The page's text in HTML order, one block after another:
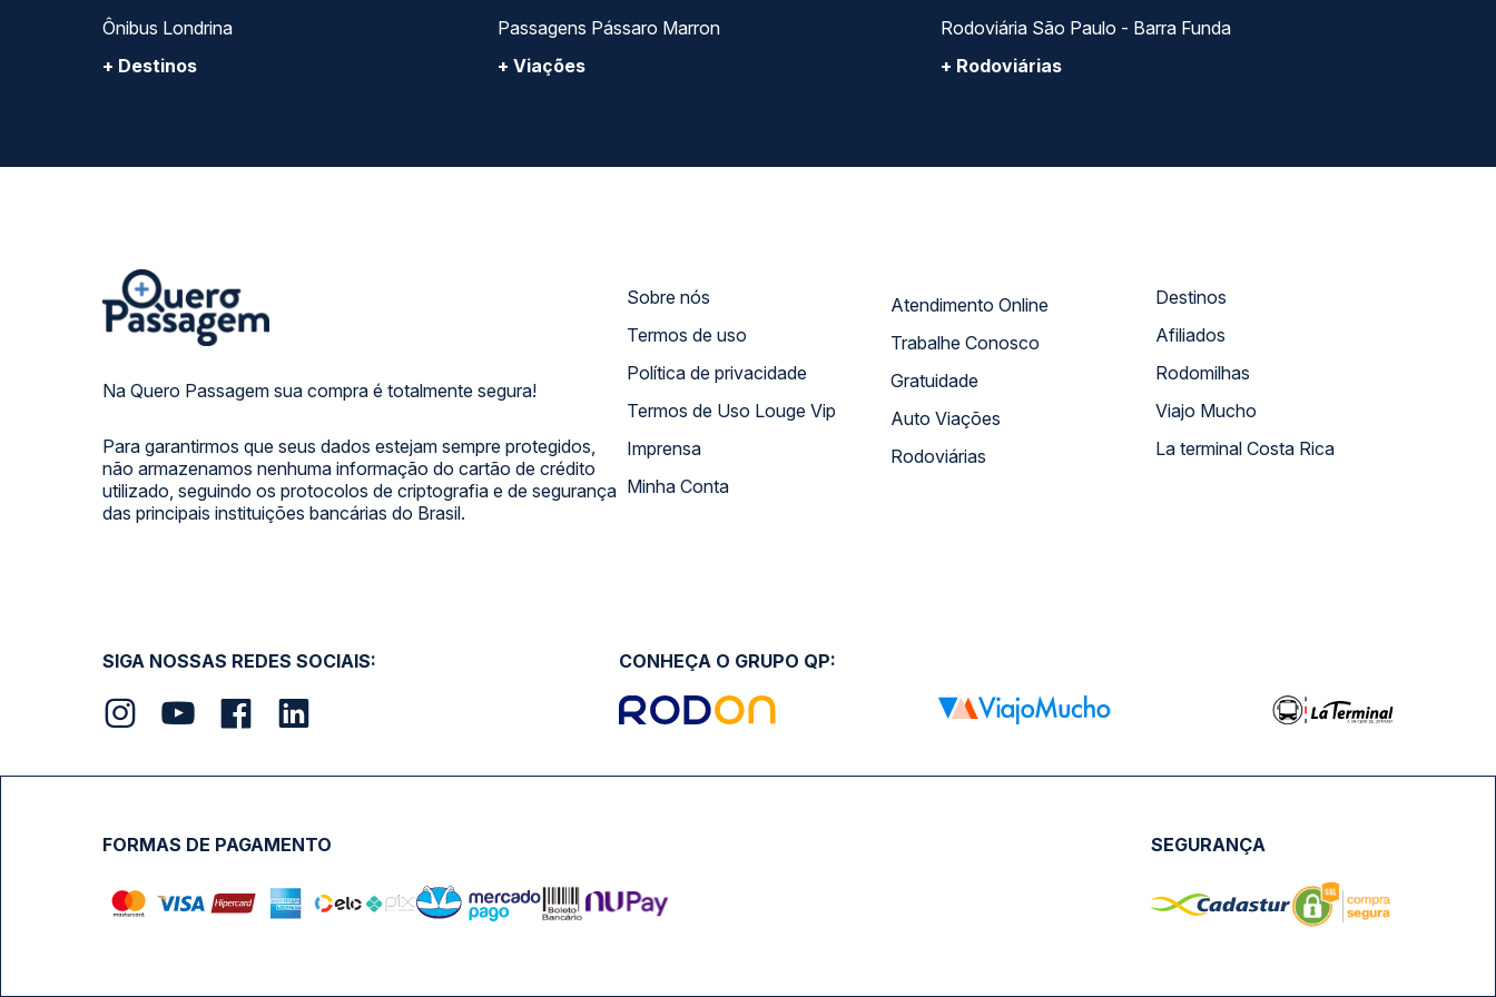
Ônibus Londrina
+ Destinos
Passagens Pássaro Marron
+ Viações
Rodoviária São Paulo - Barra Funda
+ Rodoviárias
Na Quero Passagem sua compra é totalmente segura!
Para garantirmos que seus dados estejam sempre protegidos,
não armazenamos nenhuma informação do cartão de crédito
utilizado, seguindo os protocolos de criptografia e de segurança
das principais instituições bancárias do Brasil.
Sobre nós
Termos de uso
Política de privacidade
Termos de Uso Louge Vip
Imprensa
Minha Conta
Atendimento Online
Trabalhe Conosco
Gratuidade
Auto Viações
Rodoviárias
Destinos
Afiliados
Rodomilhas
Viajo Mucho
La terminal Costa Rica
SIGA NOSSAS REDES SOCIAIS: CONHEÇA O GRUPO QP:
FORMAS DE PAGAMENTO SEGURANÇA